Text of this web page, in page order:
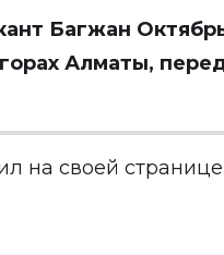
Багжан
Алматы,
на своей